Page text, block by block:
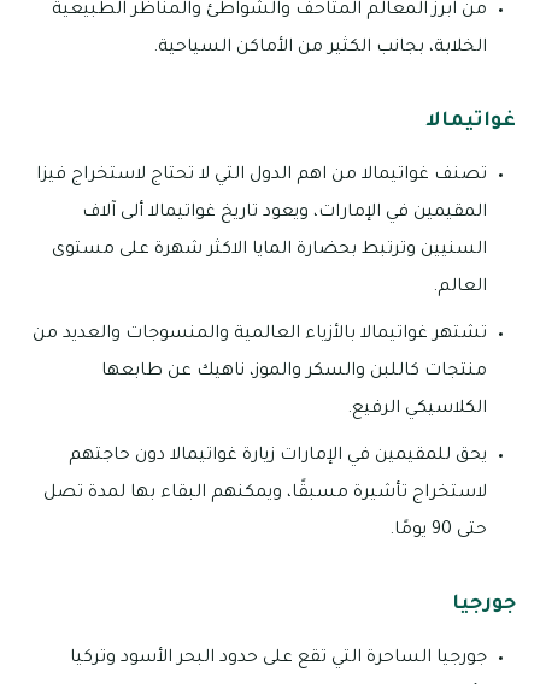
من ابرز المعالم المتاحف والشواطئ والمناظر الطبيعية
الخلابة، بجانب الكثير من الأماكن السياحية.
غواتيمالا
تصنف غواتيمالا من اهم الدول التي لا تحتاج لاستخراج فيزا
المقيمين في الإمارات، ويعود تاريخ غواتيمالا ألى آلاف
السنيين وترتبط بحضارة المايا الاكثر شهرة على مستوى
العالم.
تشتهر غواتيمالا بالأزياء العالمية والمنسوجات والعديد من
منتجات كاللبن والسكر والموز، ناهيك عن طابعها
الكلاسيكي الرفيع.
يحق للمقيمين في الإمارات زيارة غواتيمالا دون حاجتهم
لاستخراج تأشيرة مسبقًا، ويمكنهم البقاء بها لمدة تصل
حتى 90 يومًا.
جورجيا
جورجيا الساحرة التي تقع على حدود البحر الأسود وتركيا